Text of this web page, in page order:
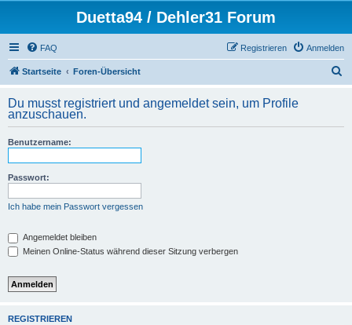
Duetta94 / Dehler31 Forum
FAQ Anmelden
Registrieren
Startseite Foren-Übersicht
h
Du musst registriert und angemeldet sein, um Profile
anzuschauen.
Benutzername:
Passwort:
Ich habe mein Passwort vergessen
Angemeldet bleiben
Meinen Online-Status während dieser Sitzung verbergen
REGISTRIEREN